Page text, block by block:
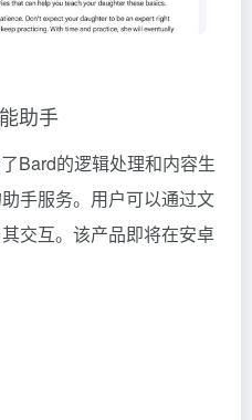
助手
Bard的逻辑处理和内容生
手服务。用户可以通过文
交互。该产品即将在安卓